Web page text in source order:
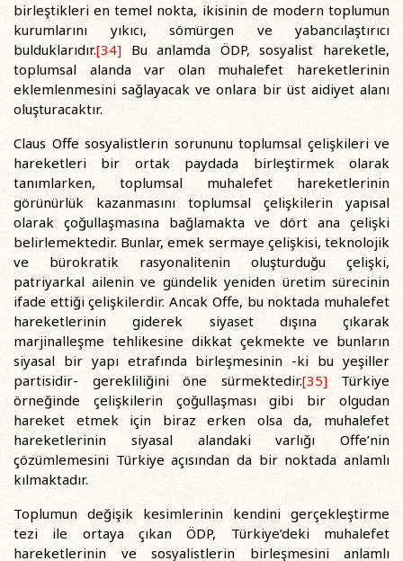
birleştikleri en temel nokta, ikisinin de modern toplumun
kurumlarını yıkıcı, sömürgen ve yabancılaştırıcı
bulduklarıdır.[34] Bu anlamda ÖDP, sosyalist hareketle,
toplumsal alanda var olan muhalefet hareketlerinin
eklemlenmesini sağlayacak ve onlara bir üst aidiyet alanı
oluşturacaktır.
Claus Offe sosyalistlerin sorununu toplumsal çelişkileri ve
hareketleri bir ortak paydada birleştirmek olarak
tanımlarken, toplumsal muhalefet hareketlerinin
görünürlük kazanmasını toplumsal çelişkilerin yapısal
olarak çoğullaşmasına bağlamakta ve dört ana çelişki
belirlemektedir. Bunlar, emek sermaye çelişkisi, teknolojik
ve bürokratik rasyonalitenin oluşturduğu çelişki,
patriyarkal ailenin ve gündelik yeniden üretim sürecinin
ifade ettiği çelişkilerdir. Ancak Offe, bu noktada muhalefet
hareketlerinin giderek siyaset dışına çıkarak
marjinalleşme tehlikesine dikkat çekmekte ve bunların
siyasal bir yapı etrafında birleşmesinin -ki bu yeşiller
partisidir- gerekliliğini öne sürmektedir.[35]Türkiye
örneğinde çelişkilerin çoğullaşması gibi bir olgudan
hareket etmek için biraz erken olsa da, muhalefet
hareketlerinin siyasal alandaki varlığı Offe’nin
çözümlemesini Türkiye açısından da bir noktada anlamlı
kılmaktadır.
Toplumun değişik kesimlerinin kendini gerçekleştirme
tezi ile ortaya çıkan ÖDP, Türkiye’deki muhalefet
hareketlerinin ve sosyalistlerin birleşmesini anlamlı